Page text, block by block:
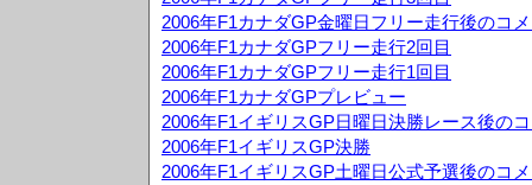
2006年F1カナダGP金曜日フリー走行後のコ
2006年F1カナダGPフリー走行2回目
2006年F1カナダGPフリー走行1回目
2006年F1カナダGPプレビュー
2006年F1イギリスGP日曜日決勝レース後の
2006年F1イギリスGP決勝
2006年F1イギリスGP土曜日公式予選後のコ